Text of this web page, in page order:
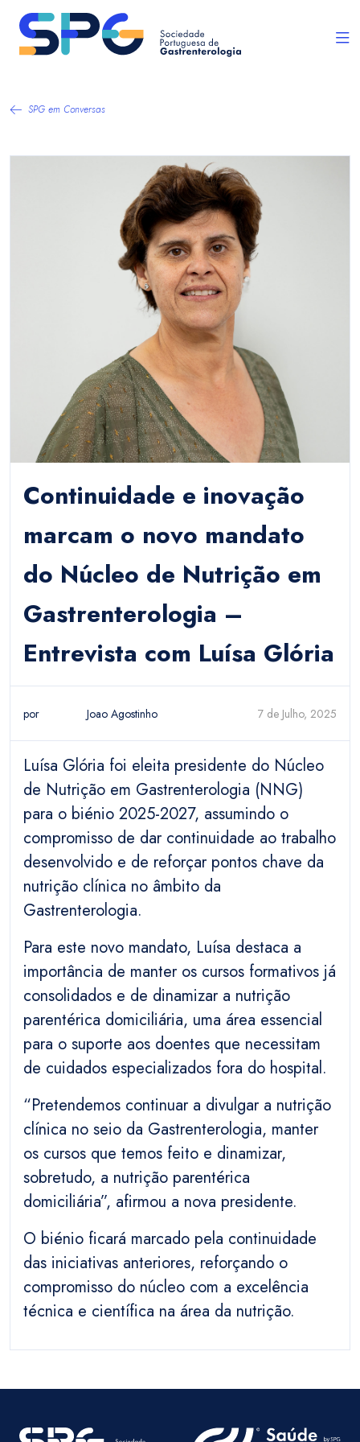
SPG em Conversas
Continuidade e inovação
marcam o novo mandato
do Núcleo de Nutrição em
Gastrenterologia –
Entrevista com Luísa Glória
por Joao Agostinho 7 de Julho, 2025
Luísa Glória foi eleita presidente do Núcleo
de Nutrição em Gastrenterologia (NNG)
para o biénio 2025-2027, assumindo o
compromisso de dar continuidade ao trabalho
desenvolvido e de reforçar pontos chave da
nutrição clínica no âmbito da
Gastrenterologia.
Para este novo mandato, Luísa destaca a
importância de manter os cursos formativos já
consolidados e de dinamizar a nutrição
parentérica domiciliária, uma área essencial
para o suporte aos doentes que necessitam
de cuidados especializados fora do hospital.
“Pretendemos continuar a divulgar a nutrição
clínica no seio da Gastrenterologia, manter
os cursos que temos feito e dinamizar,
sobretudo, a nutrição parentérica
domiciliária”, afirmou a nova presidente.
O biénio ficará marcado pela continuidade
das iniciativas anteriores, reforçando o
compromisso do núcleo com a excelência
técnica e científica na área da nutrição.